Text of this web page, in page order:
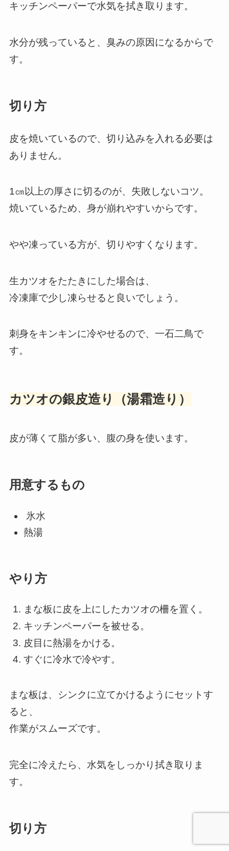
キッチンペーパーで水気を拭き取ります。
水分が残っていると、臭みの原因になるからで
す。
切り方
皮を焼いているので、切り込みを入れる必要は
ありません。
1㎝以上の厚さに切るのが、失敗しないコツ。
焼いているため、身が崩れやすいからです。
やや凍っている方が、切りやすくなります。
生カツオをたたきにした場合は、
冷凍庫で少し凍らせると良いでしょう。
刺身をキンキンに冷やせるので、一石二鳥で
す。
カツオの銀皮造り（湯霜造り）
皮が薄くて脂が多い、腹の身を使います。
用意するもの
氷水
熱湯
やり方
まな板に皮を上にしたカツオの柵を置く。
キッチンペーパーを被せる。
皮目に熱湯をかける。
すぐに冷水で冷やす。
まな板は、シンクに立てかけるようにセットす
ると、
作業がスムーズです。
完全に冷えたら、水気をしっかり拭き取りま
す。
切り方